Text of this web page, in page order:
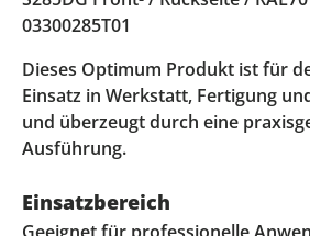
03300285T01
Dieses Optimum Produkt ist für
Einsatz in Werkstatt, Fertigung
und überzeugt durch eine
Ausführung.
Einsatzbereich